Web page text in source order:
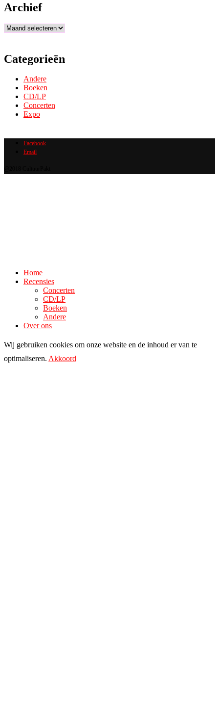
Archief
Archief
Categorieën
Andere
Boeken
CD/LP
Concerten
Expo
Facebook
Email
Home
Recensies
Concerten
CD/LP
Boeken
Andere
Over ons
Wij gebruiken cookies om onze website en de inhoud er van te
optimaliseren. Akkoord